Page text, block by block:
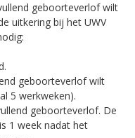
geboorteverlof wilt
uitkering bij het UWV
geboorteverlof wilt
5 werkweken).
geboorteverlof. De
1 week nadat het